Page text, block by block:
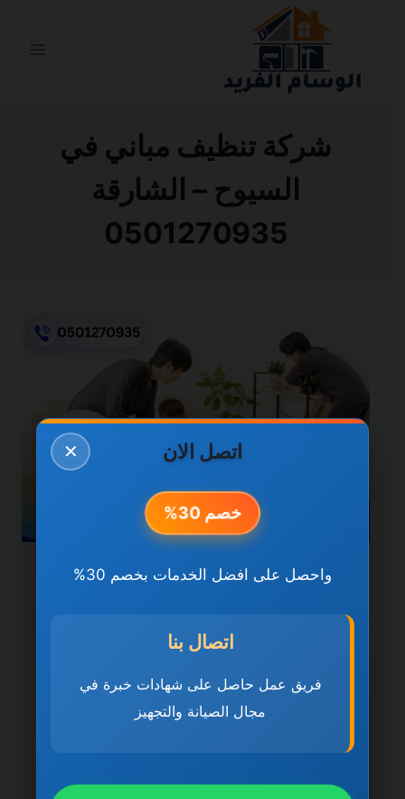
شركة تنظيف مباني في
السيوح – الشارقة
0501270935
خدمات الشارقة
شركة تنظيف مباني في
الشارقة 0501270935
ضمان مدى الحياة
تنظيف مباني في الشارقة 0501270935 ضمان
✕ اتصل الان
خصم 30%
واحصل على افضل الخدمات بخصم 30%
اتصال بنا
فريق عمل حاصل على شهادات خبرة في
مجال الصيانة والتجهيز